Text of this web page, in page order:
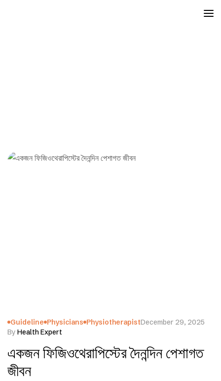
Guideline Physicians PhysiotherapistDecember 29, 2025
By Health Expert
একজন ফিজিওথেরাপিস্টের দৈনন্দিন পেশাগত
জীবন